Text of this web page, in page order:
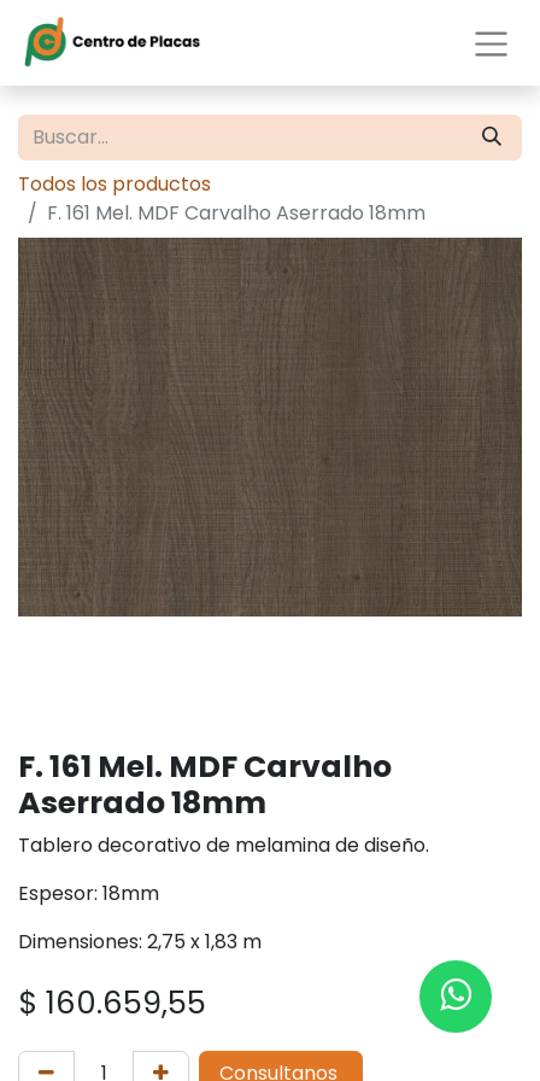
Todos los productos
F. 161 Mel. MDF Carvalho Aserrado 18mm
F. 161 Mel. MDF Carvalho
Aserrado 18mm
Tablero decorativo de melamina de diseño.
Espesor: 18mm
Dimensiones: 2,75 x 1,83 m
$ 160.659,55
Consultanos